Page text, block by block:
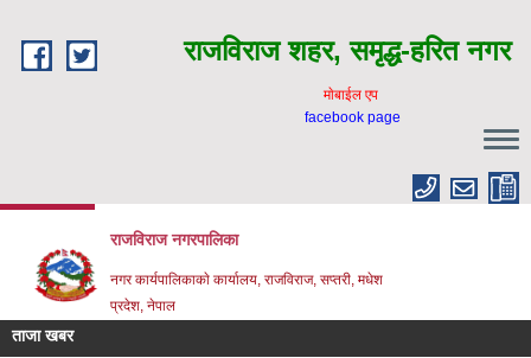
राजविराज शहर, समृद्ध-हरित नगर
माेबाईल एप
facebook page
राजविराज नगरपालिका
नगर कार्यपालिकाकाे कार्यालय, राजविराज, सप्तरी, मधेश
प्रदेश, नेपाल
ताजा खबर